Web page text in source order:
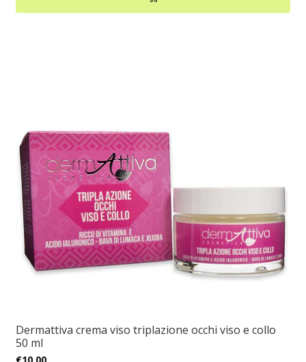
Dermattiva crema viso triplazione occhi viso e collo
50 ml